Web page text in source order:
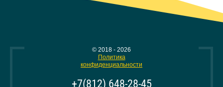
© 2018 - 2026
Политика
конфиденциальности
+7(812) 648-28-45